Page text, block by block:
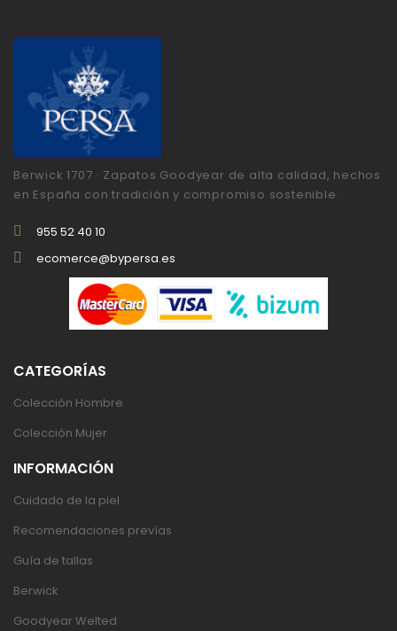
Berwick 1707 · Zapatos Goodyear de alta calidad, hechos
en España con tradición y compromiso sostenible.
955 52 40 10
ecomerce@bypersa.es
CATEGORÍAS
Colección Hombre
Colección Mujer
INFORMACIÓN
Cuidado de la piel
Recomendaciones prevías
Guía de tallas
Berwick
Goodyear Welted